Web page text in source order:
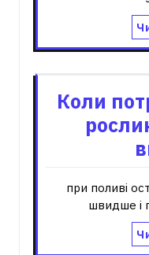
Коли
при поливі
швидше і